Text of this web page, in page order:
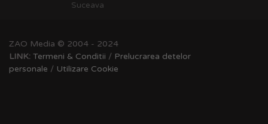
Suceava
ZAO Media © 2004 - 2024
LINK: Termeni & Conditii / Prelucrarea detelor
personale / Utilizare Cookie